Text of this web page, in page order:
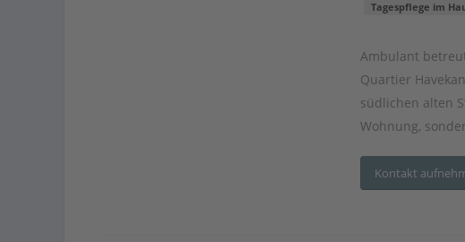
Tagespflege im
Ambulant
Quartier
südlichen alten
Wohnung,
Kontakt